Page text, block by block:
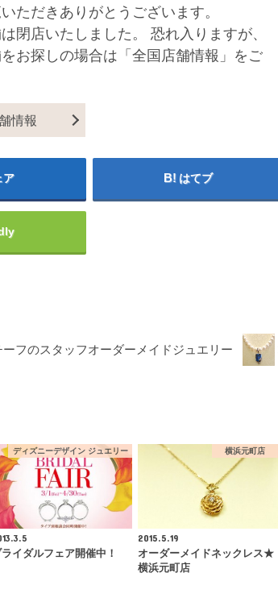
ただきありがとうございます。
閉店いたしました。 恐れ入りますが、
お探しの場合は「全国店舗情報」をご
情報
ア はてブ
ーフのスタッフオーダーメイドジュエリー
ディズニーデザイン ジュエリー
ライダルフェア開催中！
横浜元町店
2015.5.19
オーダーメイドネックレス★
横浜元町店